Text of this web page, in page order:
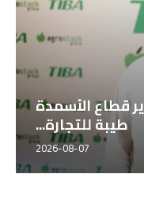
قطاع الأسمدة
طيبة للتجارة...
2026-08-07